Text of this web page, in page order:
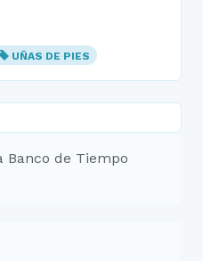
UÑAS DE PIES
Banco de Tiempo